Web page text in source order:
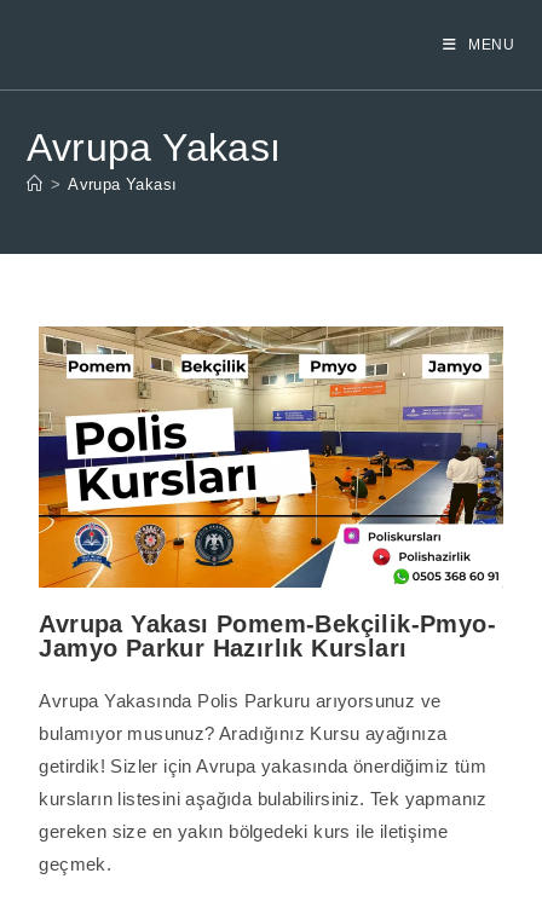
MENU
Avrupa Yakası
> Avrupa Yakası
Avrupa Yakası Pomem-Bekçilik-Pmyo-
Jamyo Parkur Hazırlık Kursları
Avrupa Yakasında Polis Parkuru arıyorsunuz ve
bulamıyor musunuz? Aradığınız Kursu ayağınıza
getirdik! Sizler için Avrupa yakasında önerdiğimiz tüm
kursların listesini aşağıda bulabilirsiniz. Tek yapmanız
gereken size en yakın bölgedeki kurs ile iletişime
geçmek.